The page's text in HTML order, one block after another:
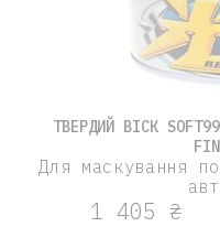
ТВЕРДИЙ ВІСК SOFT99
Для маскування
1 405 ₴